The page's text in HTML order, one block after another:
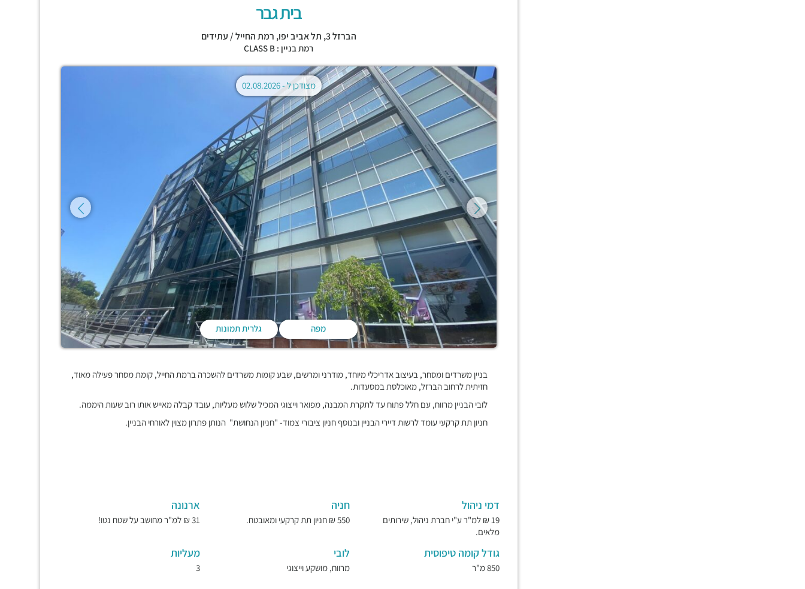
בית גבר
הברזל 3, תל אביב יפו, רמת החייל / עתידים
רמת בניין : CLASS B
מפה גלרית תמונות
מצודכן ל -02.08.2026
בניין משרדים ומסחר, בעיצוב אדריכלי מיוחד, מודרני ומרשים, שבע קומות משרדים להשכרה ברמת החייל, קומת מסחר פעילה מאוד,
חזיתית לרחוב הברזל, מאוכלסת במסעדות.
לובי הבניין מרווח, עם חלל פתוח עד לתקרת המבנה, מפואר וייצוגי המכיל שלוש מעליות, עובד קבלה מאייש אותו רוב שעות היממה.
חניון תת קרקעי עומד לרשות דיירי הבניין ובנוסף חניון ציבורי צמוד- "חניון הנחושת" הנותן פתרון מצוין לאורחי הבניין.
דמי ניהול
19 ₪ למ"ר ע"י חברת ניהול, שירותים
מלאים.
חניה
550 ₪ חניון תת קרקעי ומאובטח.
ארנונה
31 ₪ למ"ר מחושב על שטח נטו!
גודל קומה טיפוסית
850 מ"ר
לובי
מרווח, מושקע וייצוגי
מעליות
3